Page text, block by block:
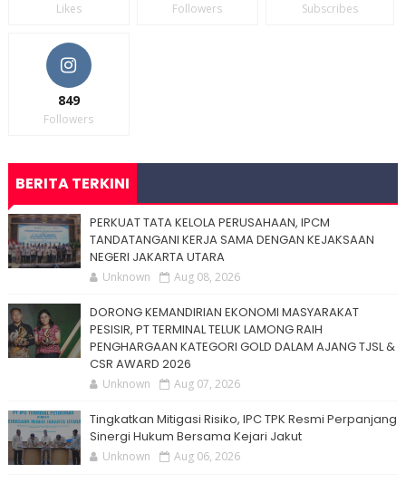
Likes Followers Subscribes
849
Followers
BERITA TERKINI
PERKUAT TATA KELOLA PERUSAHAAN, IPCM
TANDATANGANI KERJA SAMA DENGAN KEJAKSAAN
NEGERI JAKARTA UTARA
Unknown Aug 08, 2026
DORONG KEMANDIRIAN EKONOMI MASYARAKAT
PESISIR, PT TERMINAL TELUK LAMONG RAIH
PENGHARGAAN KATEGORI GOLD DALAM AJANG TJSL &
CSR AWARD 2026
Unknown Aug 07, 2026
Tingkatkan Mitigasi Risiko, IPC TPK Resmi Perpanjang
Sinergi Hukum Bersama Kejari Jakut
Unknown Aug 06, 2026